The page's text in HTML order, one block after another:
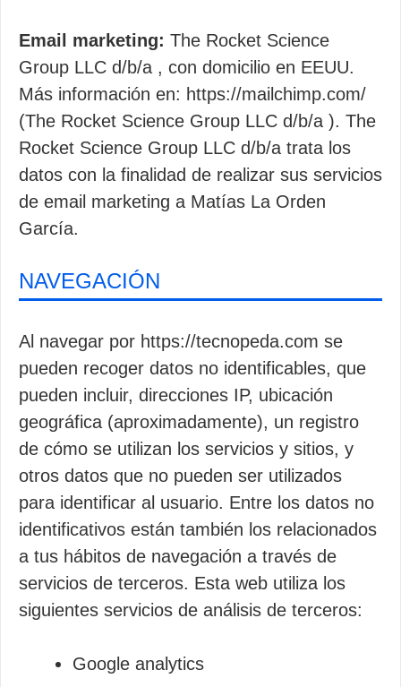
Email marketing: The Rocket Science
Group LLC d/b/a , con domicilio en EEUU.
Más información en: https://mailchimp.com/
(The Rocket Science Group LLC d/b/a ). The
Rocket Science Group LLC d/b/a trata los
datos con la finalidad de realizar sus servicios
de email marketing a Matías La Orden
García.
NAVEGACIÓN
Al navegar por https://tecnopeda.com se
pueden recoger datos no identificables, que
pueden incluir, direcciones IP, ubicación
geográfica (aproximadamente), un registro
de cómo se utilizan los servicios y sitios, y
otros datos que no pueden ser utilizados
para identificar al usuario. Entre los datos no
identificativos están también los relacionados
a tus hábitos de navegación a través de
servicios de terceros. Esta web utiliza los
siguientes servicios de análisis de terceros:
Google analytics